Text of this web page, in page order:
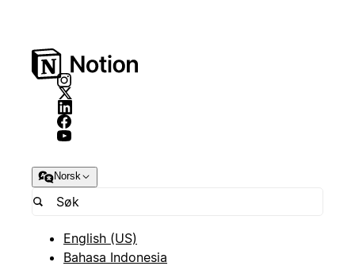
Norsk
English (US)
Bahasa Indonesia